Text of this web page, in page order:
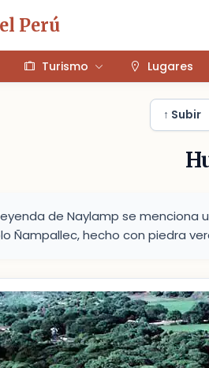
Perú
Turismo Lugares
↑ Subir
de Naylamp se
Ñampallec, hecho con piedra